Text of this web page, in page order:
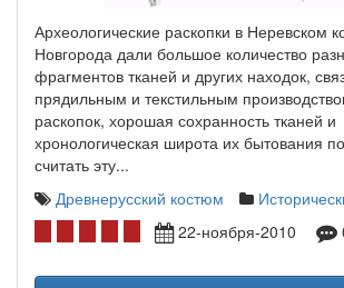
Археологические раскопки в Неревском
Новгорода дали большое количество
фрагментов тканей и других находок,
прядильным и текстильным
раскопок, хорошая сохранность тканей и
хронологическая широта их бытования
считать эту...
Древнерусский костюм
22-ноября-2010